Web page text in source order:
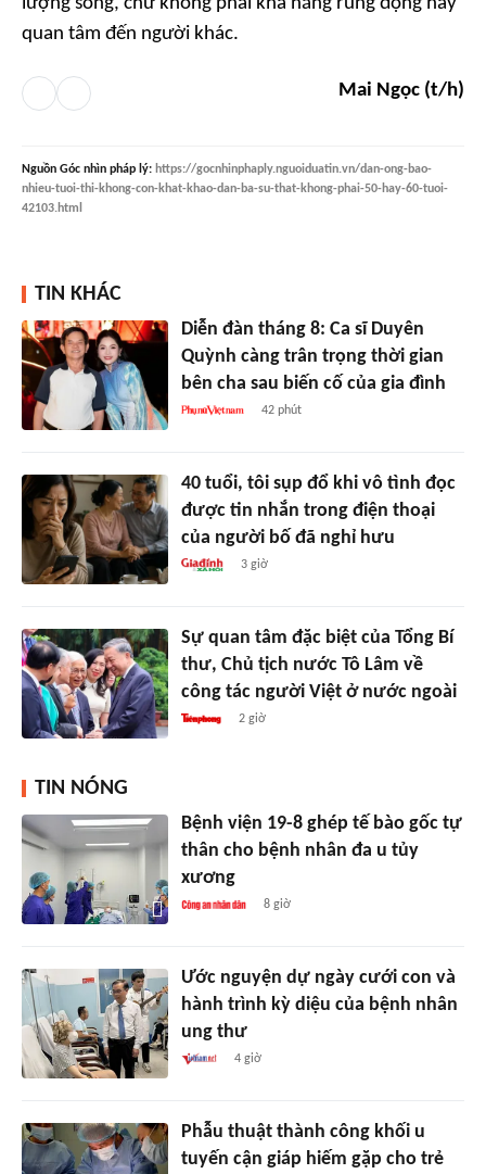
quan tâm đến người khác.
Mai Ngọc (t/h)
Nguồn Góc nhìn pháp lý: https://gocnhinphaply.nguoiduatin.vn/dan-ong-bao-
nhieu-tuoi-thi-khong-con-khat-khao-dan-ba-su-that-khong-phai-50-hay-60-tuoi-
42103.html
TIN KHÁC
Diễn đàn tháng 8: Ca sĩ Duyên
Quỳnh càng trân trọng thời gian
bên cha sau biến cố của gia đình
42 phút
40 tuổi, tôi sụp đổ khi vô tình đọc
được tin nhắn trong điện thoại
của người bố đã nghỉ hưu
3 giờ
Sự quan tâm đặc biệt của Tổng Bí
thư, Chủ tịch nước Tô Lâm về
công tác người Việt ở nước ngoài
2 giờ
TIN NÓNG
Bệnh viện 19-8 ghép tế bào gốc tự
thân cho bệnh nhân đa u tủy
xương
8 giờ
Ước nguyện dự ngày cưới con và
hành trình kỳ diệu của bệnh nhân
ung thư
4 giờ
Phẫu thuật thành công khối u
tuyến cận giáp hiếm gặp cho trẻ